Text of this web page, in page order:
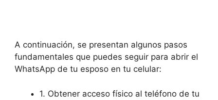
A continuación, se presentan algunos pasos
fundamentales que puedes seguir para abrir el
WhatsApp de tu esposo en tu celular:
1. Obtener acceso físico al teléfono de tu